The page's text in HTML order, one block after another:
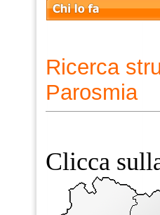
Ricerca
Parosmia
Clicca